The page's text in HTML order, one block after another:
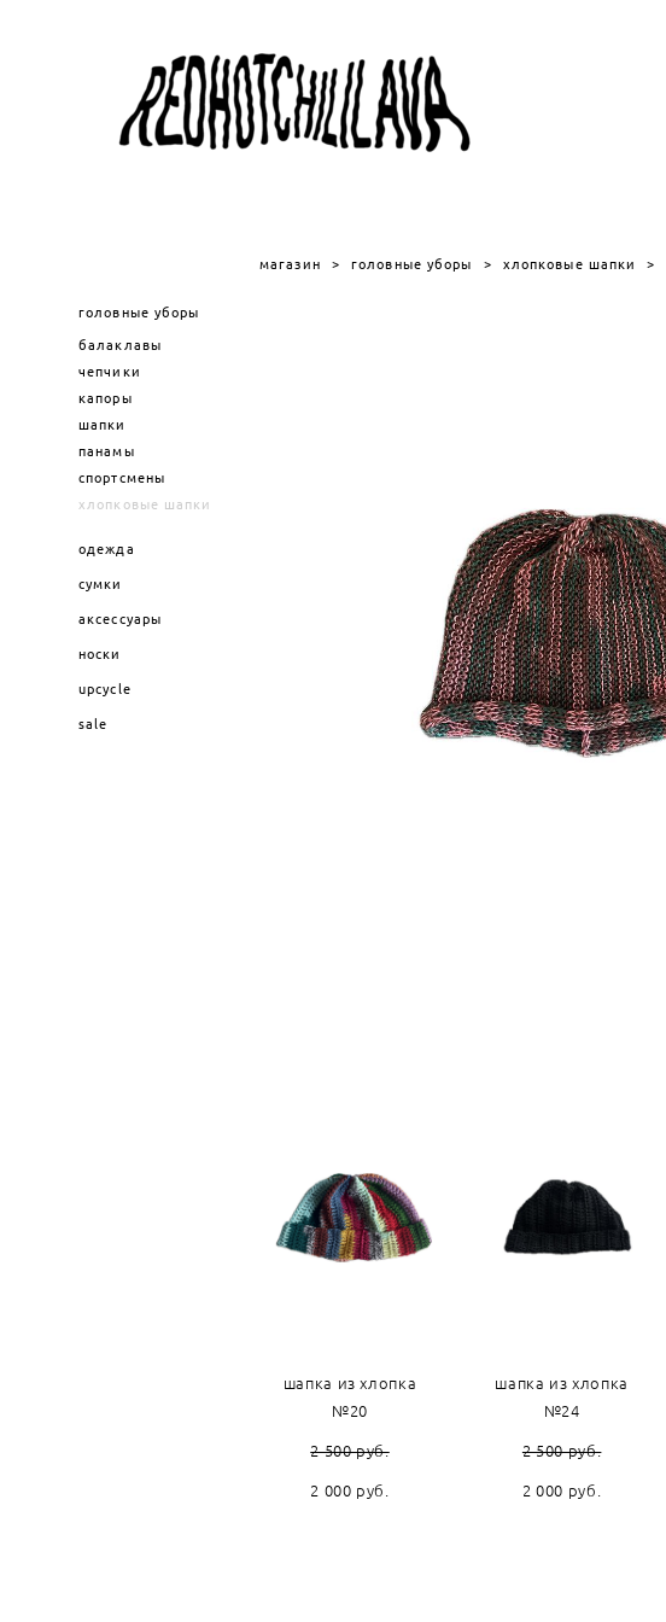
головные уборы
балаклавы
чепчики
капоры
шапки
панамы
спортсмены
хлопковые шапки
одежда
сумки
аксессуары
носки
upcycle
sale
магазин > головные уборы > хлопковые шапки >
шапка из хлопка
№20
2 500 pуб.
2 000 pуб.
шапка из хлопка
№24
2 500 pуб.
2 000 pуб.